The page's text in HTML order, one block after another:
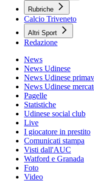
Rubriche
Calcio Triveneto
Altri Sport
Redazione
News
News Udinese
News Udinese
News Udinese
Pagelle
Statistiche
Udinese social club
Live
I giocatore in prestito
Comunicati stampa
Visti dall'AUC
Watford e Granada
Foto
Video